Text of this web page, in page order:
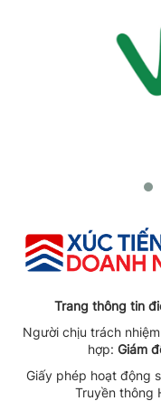
Trang thông tin
Người chịu trách
hợp: Giám
Giấy phép hoạt động
Truyền thông